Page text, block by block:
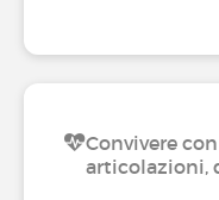
Convivere
articolazioni,